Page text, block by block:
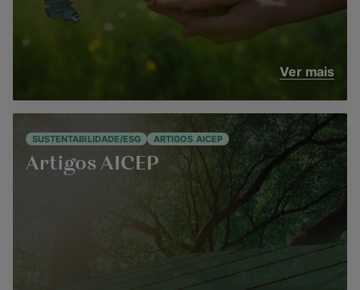
Ver mais
SUSTENTABILIDADE/ESG ARTIGOS AICEP
Artigos AICEP